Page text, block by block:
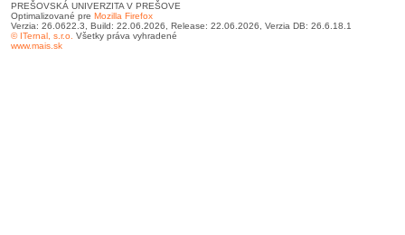
PREŠOVSKÁ UNIVERZITA V PREŠOVE
Optimalizované pre Mozilla Firefox
Verzia: 26.0622.3, Build: 22.06.2026, Release: 22.06.2026, Verzia DB: 26.6.18.1
© ITernal, s.r.o. Všetky práva vyhradené
www.mais.sk